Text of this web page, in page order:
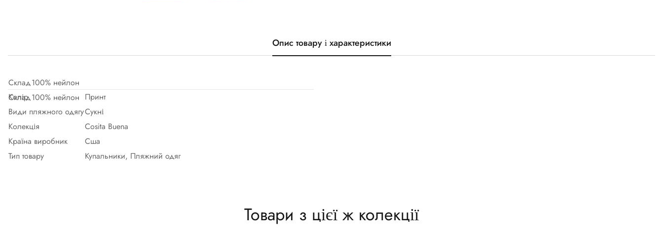
Опис товару і характеристики
Склад100% нейлон
Склад100% нейлон
Колір
Принт
Види пляжного одягуСукні
Колекція
Cosita Buena
Країна виробник
Сша
Тип товару
Купальники, Пляжний одяг
Товари з цієї ж колекції